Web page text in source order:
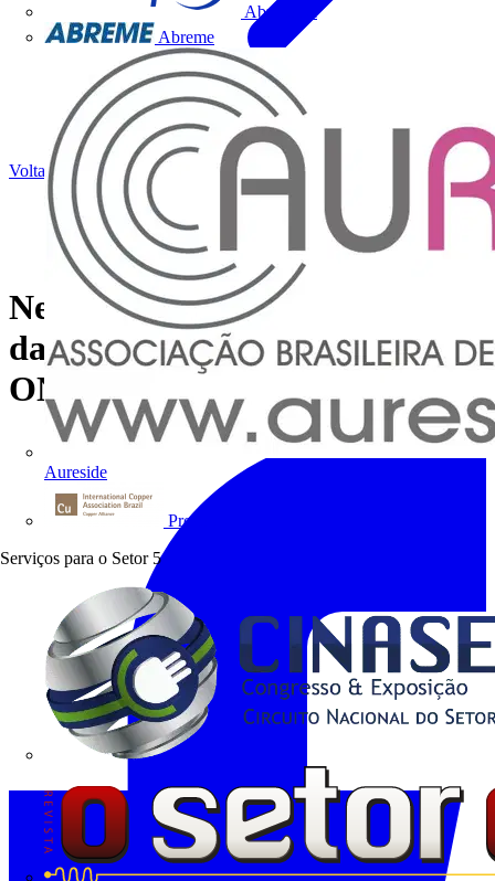
Abracopel
Abreme
Aureside
Procobre
Serviços para o Setor 5
Voltar para Notícias
Nexans Brasil entrega cheque
da Fundação Nexans para a
ONG Litro de Luz